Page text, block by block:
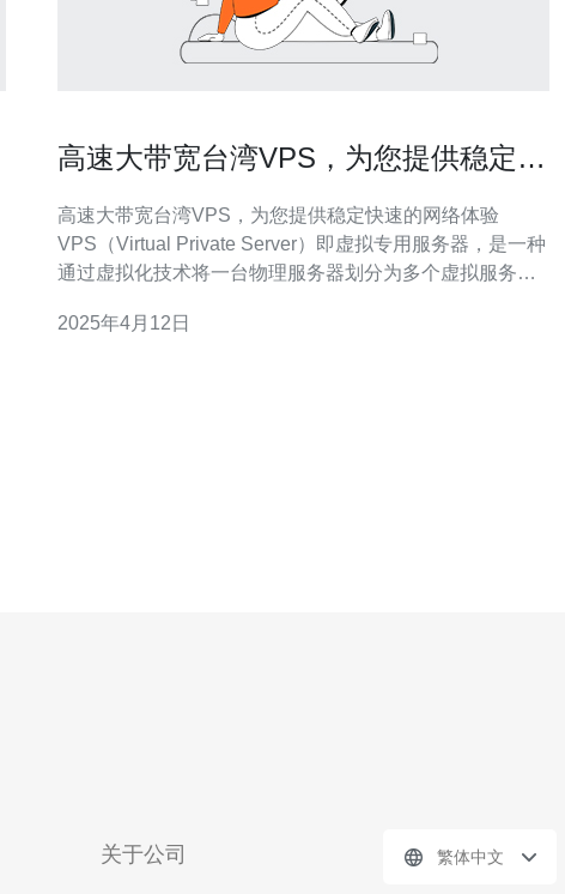
高速大带宽台湾VPS，为您提供稳定快
高速大带宽台湾VPS，为您提供稳定快速的网络体验
VPS（Virtual Private Server）即虚拟专用服务器，是一种
通过虚拟化技术将一台物理服务器划分为多个虚拟服务器
可以像独立服务器一样运行各种应用程序。
2025年4月12日
关于公司 繁体中文